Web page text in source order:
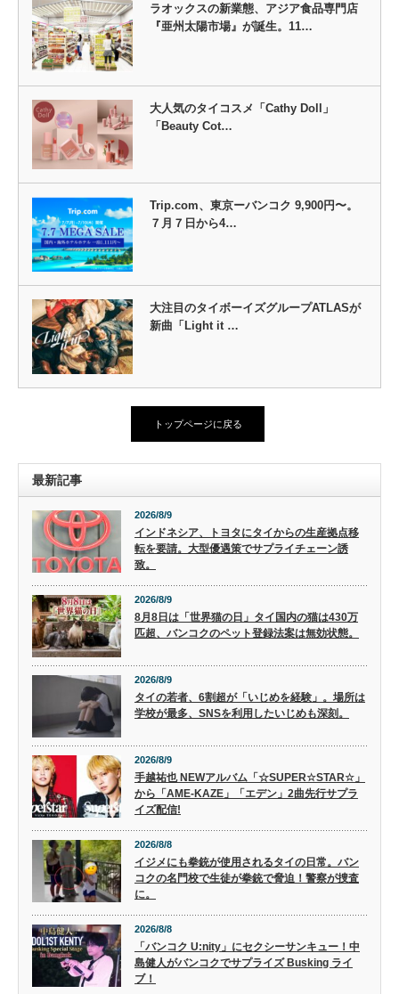
ラオックスの新業態、アジア食品専門店
『亜州太陽市場』が誕生。11…
大人気のタイコスメ「Cathy Doll」
「Beauty Cot…
Trip.com、東京ーバンコク 9,900円〜。
７月７日から4…
大注目のタイボーイズグループATLASが
新曲「Light it …
トップページに戻る
最新記事
2026/8/9
インドネシア、トヨタにタイからの生産拠点移
転を要請。大型優遇策でサプライチェーン誘
致。
2026/8/9
8月8日は「世界猫の日」タイ国内の猫は430万
匹超、バンコクのペット登録法案は無効状態。
2026/8/9
タイの若者、6割超が「いじめを経験」。場所は
学校が最多、SNSを利用したいじめも深刻。
2026/8/9
手越祐也 NEWアルバム「☆SUPER☆STAR☆」
から「AME-KAZE」「エデン」2曲先行サプラ
イズ配信!
2026/8/8
イジメにも拳銃が使用されるタイの日常。バン
コクの名門校で生徒が拳銃で脅迫！警察が捜査
に。
2026/8/8
「バンコク U:nity」にセクシーサンキュー！中
島健人がバンコクでサプライズ Busking ライ
ブ！